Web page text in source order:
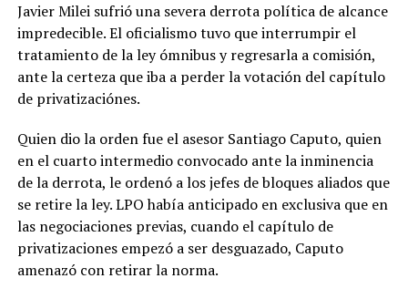
Javier Milei sufrió una severa derrota política de alcance
impredecible. El oficialismo tuvo que interrumpir el
tratamiento de la ley ómnibus y regresarla a comisión,
ante la certeza que iba a perder la votación del capítulo
de privatizaciónes.
Quien dio la orden fue el asesor Santiago Caputo, quien
en el cuarto intermedio convocado ante la inminencia
de la derrota, le ordenó a los jefes de bloques aliados que
se retire la ley. LPO había anticipado en exclusiva que en
las negociaciones previas, cuando el capítulo de
privatizaciones empezó a ser desguazado, Caputo
amenazó con retirar la norma.